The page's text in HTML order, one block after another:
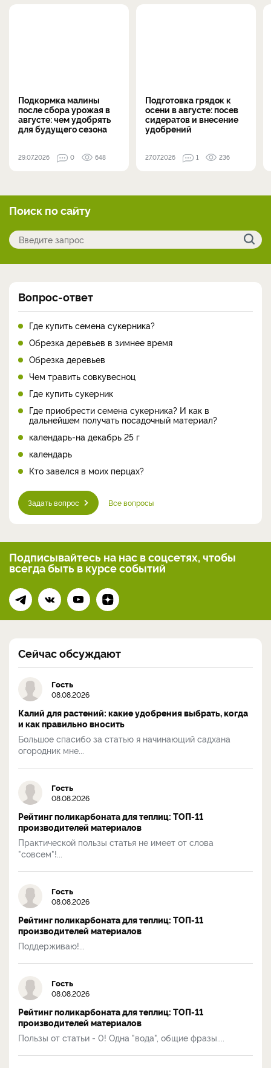
Подкормка малины
после сбора урожая в
августе: чем удобрять
для будущего сезона
29.07.2026 0 648
Подготовка грядок к
осени в августе: посев
сидератов и внесение
удобрений
27.07.2026 1 236
Поиск по сайту
Вопрос-ответ
Где купить семена сукерника?
Обрезка деревьев в зимнее время
Обрезка деревьев
Чем травить совкувесноц
Где купить сукерник
Где приобрести семена сукерника? И как в
дальнейшем получать посадочный материал?
календарь-на декабрь 25 г
календарь
Кто завелся в моих перцах?
Задать вопрос Все вопросы
Подписывайтесь на нас в соцсетях, чтобы
всегдабыть в курсе событий
Сейчас обсуждают
Гость
08.08.2026
Калий для растений: какие удобрения выбрать, когда
и как правильно вносить
Большое спасибо за статью я начинающий садхана
огородник мне...
Гость
08.08.2026
Рейтинг поликарбоната для теплиц: ТОП-11
производителей материалов
Практической пользы статья не имеет от слова
"совсем"!...
Гость
08.08.2026
Рейтинг поликарбоната для теплиц: ТОП-11
производителей материалов
Поддерживаю!...
Гость
08.08.2026
Рейтинг поликарбоната для теплиц: ТОП-11
производителей материалов
Пользы от статьи - 0! Одна "вода", общие фразы....